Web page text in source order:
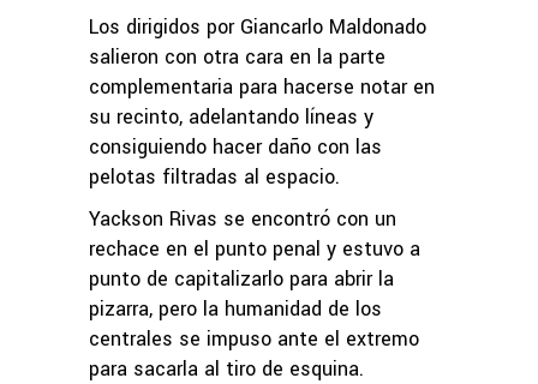
Los dirigidos por Giancarlo Maldonado
salieron con otra cara en la parte
complementaria para hacerse notar en
su recinto, adelantando líneas y
consiguiendo hacer daño con las
pelotas filtradas al espacio.
Yackson Rivas se encontró con un
rechace en el punto penal y estuvo a
punto de capitalizarlo para abrir la
pizarra, pero la humanidad de los
centrales se impuso ante el extremo
para sacarla al tiro de esquina.